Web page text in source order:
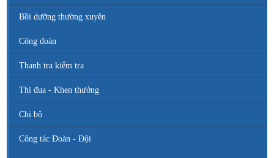
Bồi dưỡng thường xuyên
Công đoàn
Thanh tra kiểm tra
Thi đua - Khen thưởng
Chi bộ
Công tác Đoàn - Đội